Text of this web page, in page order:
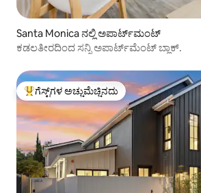
Santa Monica ನಲ್ಲಿ ಅಪಾರ್ಟ್‌ಮಂಟ್
ಕಡಲತೀರದಿಂದ ಸನ್ನಿ ಅಪಾರ್ಟ್‌ಮೆಂಟ್ ಬ್ಲಾಕ್.
ಗೆಸ್ಟ್‌ಗಳಿಗೆ ಅತಿ ಹೆಚ್ಚು ಅಚ್ಚುಮೆಚ್ಚಿನದು
ಗೆಸ್ಟ್‌ಗಳ ಅಚ್ಚುಮೆಚ್ಚಿನದು